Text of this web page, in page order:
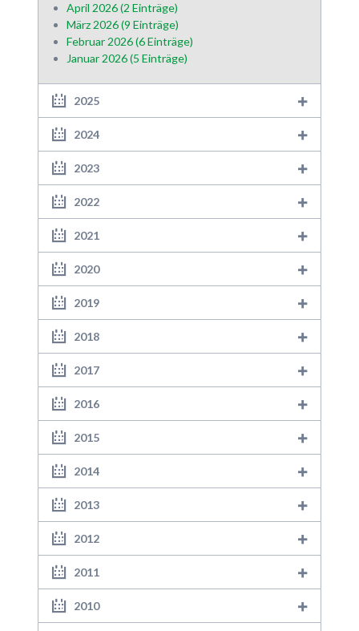
April 2026 (2 Einträge)
März 2026 (9 Einträge)
Februar 2026 (6 Einträge)
Januar 2026 (5 Einträge)
2025
2024
2023
2022
2021
2020
2019
2018
2017
2016
2015
2014
2013
2012
2011
2010